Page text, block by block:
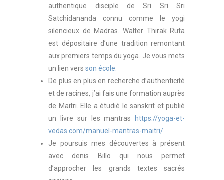
authentique disciple de Sri Sri Sri
Satchidananda connu comme le yogi
silencieux de Madras. Walter Thirak Ruta
est dépositaire d’une tradition remontant
aux premiers temps du yoga. Je vous mets
un lien versson école.
De plus en plus en recherche d’authenticité
et de racines, j’ai fais une formation auprès
de Maitri. Elle a étudié le sanskrit et publié
un livre sur les mantras
https://yoga-et-
vedas.com/manuel-mantras-maitri/
Je poursuis mes découvertes à présent
avec denis Billo qui nous permet
d’approcher les grands textes sacrés